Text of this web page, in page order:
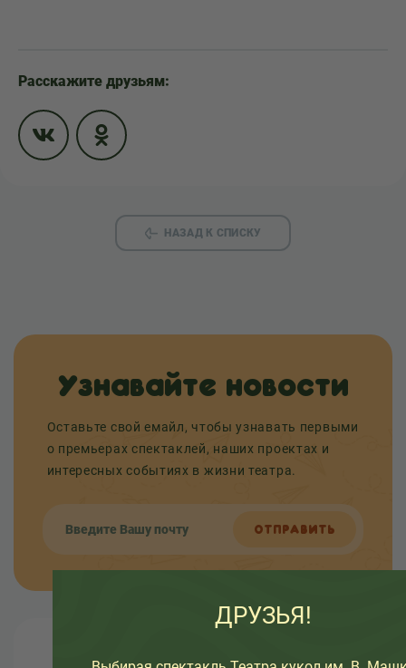
Расскажите друзьям:
НАЗАД К СПИСКУ
Узнавайте новости
Оставьте свой емайл, чтобы узнавать первыми
о премьерах спектаклей, наших проектах и
интересных событиях в жизни театра.
ОТПРАВИТЬ
ДРУЗЬЯ!